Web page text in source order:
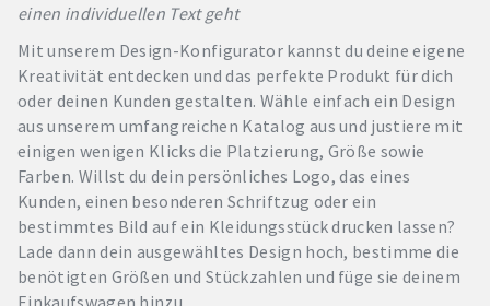
einen individuellen Text geht
Mit unserem Design-Konfigurator kannst du deine eigene
Kreativität entdecken und das perfekte Produkt für dich
oder deinen Kunden gestalten. Wähle einfach ein Design
aus unserem umfangreichen Katalog aus und justiere mit
einigen wenigen Klicks die Platzierung, Größe sowie
Farben. Willst du dein persönliches Logo, das eines
Kunden, einen besonderen Schriftzug oder ein
bestimmtes Bild auf ein Kleidungsstück drucken lassen?
Lade dann dein ausgewähltes Design hoch, bestimme die
benötigten Größen und Stückzahlen und füge sie deinem
Einkaufswagen hinzu.